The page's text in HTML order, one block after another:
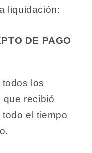
liquidación:
DE PAGO
todos los
que recibió
todo el tiempo